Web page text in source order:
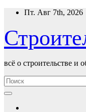
Перейти
содержимому
Пт. Авг 7th, 2026
всё о строительстве и